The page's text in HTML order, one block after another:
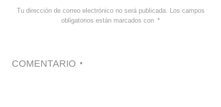
Tu dirección de correo electrónico no será publicada. Los campos
obligatorios están marcados con *
COMENTARIO *